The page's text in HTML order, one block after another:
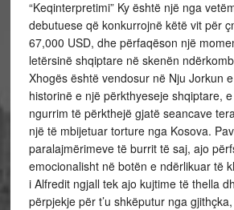
“Keqinterpretimi” Ky është një nga
debutuese që konkurrojnë këtë vit për
67,000 USD, dhe përfaqëson një
letërsinë shqiptare në skenën
Xhogës është vendosur në Nju Jorkun
historinë e një përkthyeseje shqiptare,
ngurrim të përkthejë gjatë seancave
një të mbijetuar torture nga Kosova.
paralajmërimeve të burrit të saj, ajo
emocionalisht në botën e ndërlikuar të
i Alfredit ngjall tek ajo kujtime të thella
përpjekje për t’u shkëputur nga